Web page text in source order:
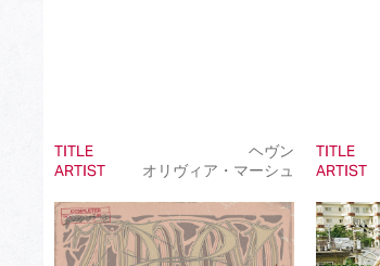
TITLE
ヘヴン
ARTIST
オリヴィア・マーシュ
TITLE
ARTIST